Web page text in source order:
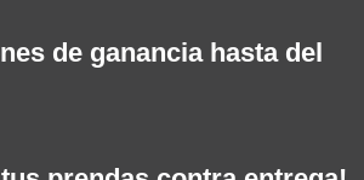
de ganancia hasta del